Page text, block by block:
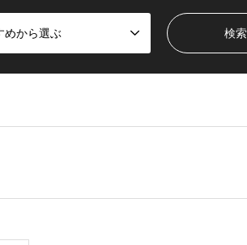
めから選ぶ